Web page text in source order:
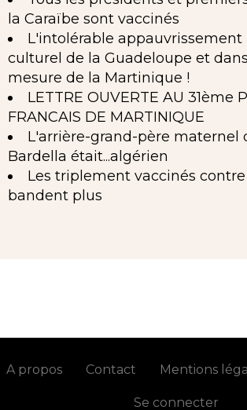
la Caraïbe sont vaccinés
L'intolérable
culturel de la Guadeloupe et
mesure de la Martinique !
LETTRE OUVERTE AU 31ème
FRANCAIS DE MARTINIQUE
L'arrière-grand-père maternel
Bardella était...algérien
Les triplement vaccinés
bandent plus
A propos Contact Mentions
Se connecter